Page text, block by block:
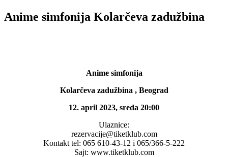
Anime simfonija Kolarčeva zadužbina
Anime simfonija
Kolarčeva zadužbina , Beograd
12. april 2023, sreda 20:00
Ulaznice:
rezervacije@tiketklub.com
Kontakt tel: 065 610-43-12 i 065/366-5-222
Sajt: www.tiketklub.com